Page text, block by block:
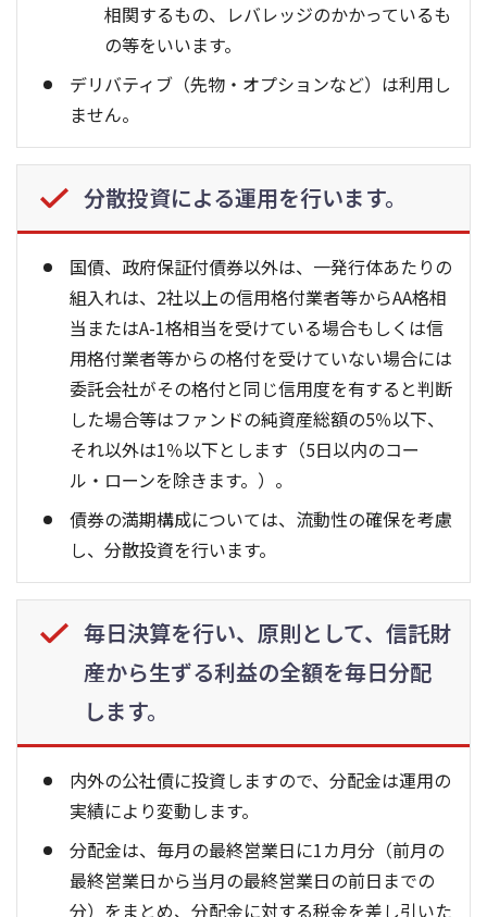
相関するもの、レバレッジのかかっているも
の等をいいます。
デリバティブ（先物・オプションなど）は利用し
ません。
分散投資による運用を行います。
国債、政府保証付債券以外は、一発行体あたりの
組入れは、2社以上の信用格付業者等からAA格相
当またはA-1格相当を受けている場合もしくは信
用格付業者等からの格付を受けていない場合には
委託会社がその格付と同じ信用度を有すると判断
した場合等はファンドの純資産総額の5％以下、
それ以外は1％以下とします（5日以内のコー
ル・ローンを除きます。）。
債券の満期構成については、流動性の確保を考慮
し、分散投資を行います。
毎日決算を行い、原則として、信託財
産から生ずる利益の全額を毎日分配
します。
内外の公社債に投資しますので、分配金は運用の
実績により変動します。
分配金は、毎月の最終営業日に1カ月分（前月の
最終営業日から当月の最終営業日の前日までの
分）をまとめ、分配金に対する税金を差し引いた